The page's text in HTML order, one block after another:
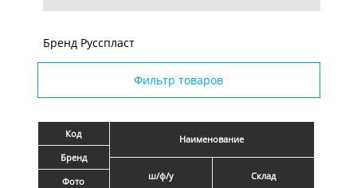
Бренд Русспласт
Фильтр товаров
Код
Бренд
Фото
Наименование
ш/ф/у Склад